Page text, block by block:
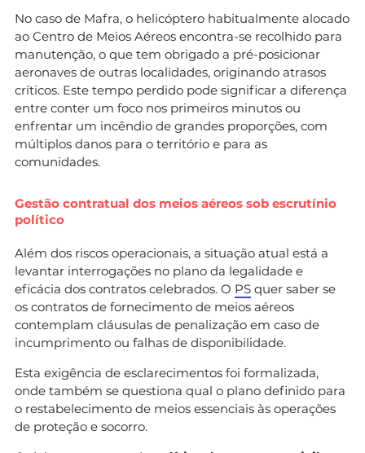
No caso de Mafra, o helicóptero habitualmente alocado
ao Centro de Meios Aéreos encontra-se recolhido para
manutenção, o que tem obrigado a pré-posicionar
aeronaves de outras localidades, originando atrasos
críticos. Este tempo perdido pode significar a diferença
entre conter um foco nos primeiros minutos ou
enfrentar um incêndio de grandes proporções, com
múltiplos danos para o território e para as
comunidades.
Gestão contratual dos meios aéreos sob escrutínio
político
Além dos riscos operacionais, a situação atual está a
levantar interrogações no plano da legalidade e
eficácia dos contratos celebrados. O PS quer saber se
os contratos de fornecimento de meios aéreos
contemplam cláusulas de penalização em caso de
incumprimento ou falhas de disponibilidade.
Esta exigência de esclarecimentos foi formalizada,
onde também se questiona qual o plano definido para
o restabelecimento de meios essenciais às operações
de proteção e socorro.